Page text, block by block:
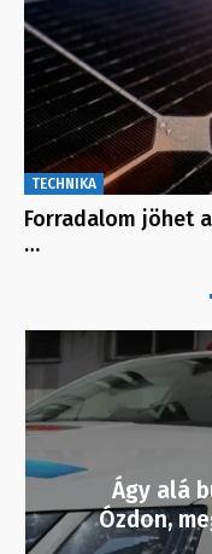
TECHNIKA
Forradalom jöhet
…
Ágy alá
Ózdon,